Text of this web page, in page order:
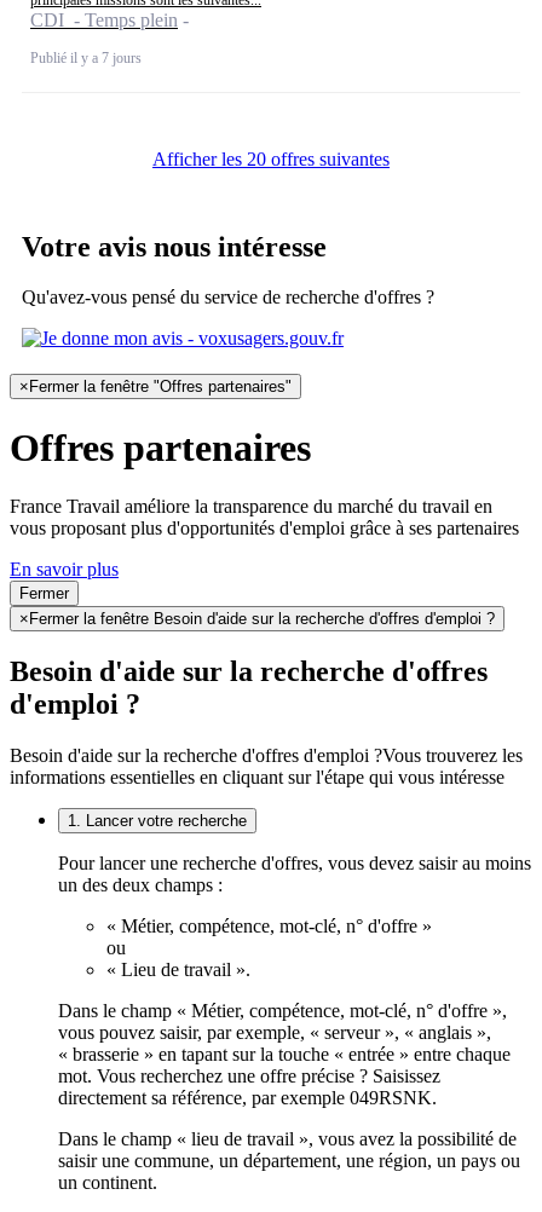
CDI - Temps plein
Publié il y a 7 jours
Afficher les 20 offres suivantes
Votre avis nous intéresse
Qu'avez-vous pensé du service de recherche d'offres ?
× Fermer la fenêtre "Offres partenaires"
Offres partenaires
France Travail améliore la transparence du marché du travail en
vous proposant plus d'opportunités d'emploi grâce à ses partenaires
En savoir plus
Fermer
× Fermer la fenêtre Besoin d'aide sur la recherche d'offres d'emploi ?
Besoin d'aide sur la recherche d'offres
d'emploi ?
Besoin d'aide sur la recherche d'offres d'emploi ?Vous trouverez les
informations essentielles en cliquant sur l'étape qui vous intéresse
1. Lancer votre recherche
Pour lancer une recherche d'offres, vous devez saisir au moins
un des deux champs :
« Métier, compétence, mot-clé, n° d'offre »
ou
« Lieu de travail ».
Dans le champ « Métier, compétence, mot-clé, n° d'offre »,
vous pouvez saisir, par exemple, « serveur », « anglais »,
« brasserie » en tapant sur la touche « entrée » entre chaque
mot. Vous recherchez une offre précise ? Saisissez
directement sa référence, par exemple 049RSNK.
Dans le champ « lieu de travail », vous avez la possibilité de
saisir une commune, un département, une région, un pays ou
un continent.